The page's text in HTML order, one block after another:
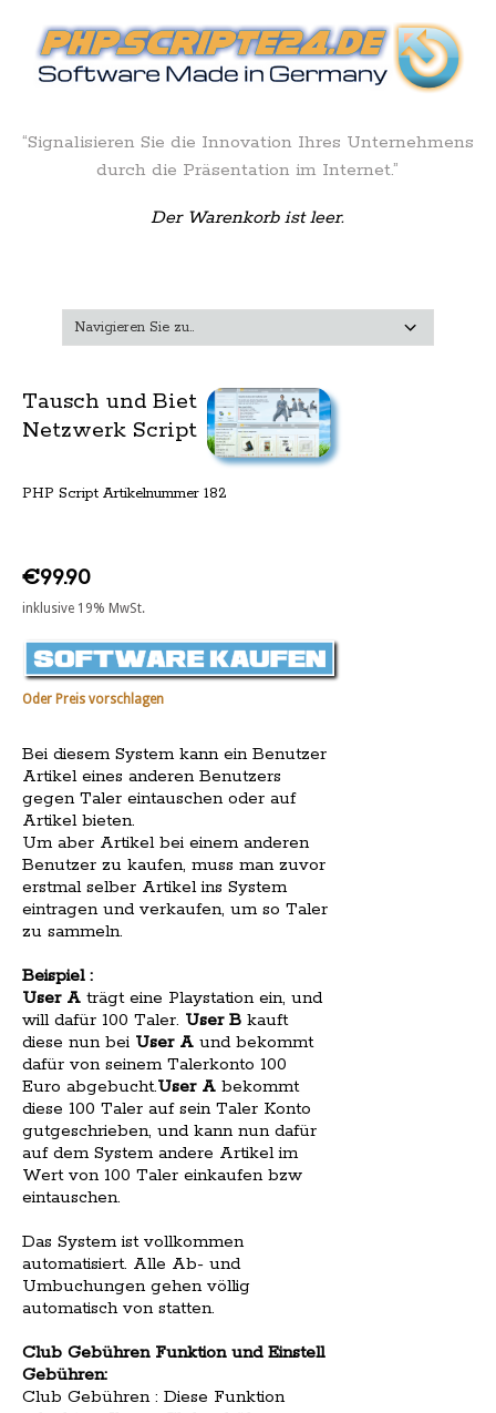
“Signalisieren Sie die Innovation Ihres Unternehmens
durch die Präsentation im Internet.”
Der Warenkorb ist leer.
Tausch und Biet
Netzwerk Script
PHP Script Artikelnummer 182
€99.90
inklusive 19% MwSt.
Oder Preis vorschlagen
Bei diesem System kann ein Benutzer
Artikel eines anderen Benutzers
gegen Taler eintauschen oder auf
Artikel bieten.
Um aber Artikel bei einem anderen
Benutzer zu kaufen, muss man zuvor
erstmal selber Artikel ins System
eintragen und verkaufen, um so Taler
zu sammeln.
Beispiel :
User A trägt eine Playstation ein, und
will dafür 100 Taler. User B kauft
diese nun bei User A und bekommt
dafür von seinem Talerkonto 100
Euro abgebucht.User A bekommt
diese 100 Taler auf sein Taler Konto
gutgeschrieben, und kann nun dafür
auf dem System andere Artikel im
Wert von 100 Taler einkaufen bzw
eintauschen.
Das System ist vollkommen
automatisiert. Alle Ab- und
Umbuchungen gehen völlig
automatisch von statten.
Club Gebühren Funktion und Einstell
Gebühren:
Club Gebühren : Diese Funktion